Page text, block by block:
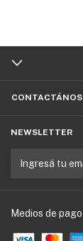
CONTACTÁNOS
NEWSLETTER
Medios de pago